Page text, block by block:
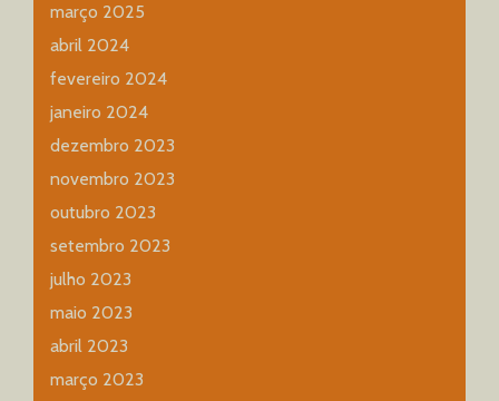
março 2025
abril 2024
fevereiro 2024
janeiro 2024
dezembro 2023
novembro 2023
outubro 2023
setembro 2023
julho 2023
maio 2023
abril 2023
março 2023